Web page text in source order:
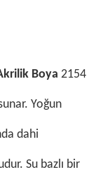
Boya 2154
Yoğun
dahi
Su bazlı bir